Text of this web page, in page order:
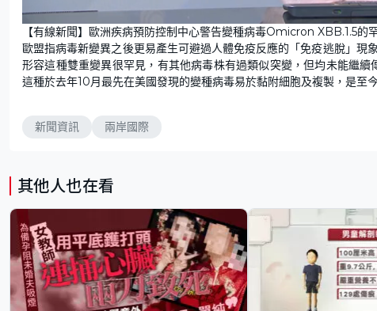
U
n
m
u
t
e
L
o
a
d
e
d
:
8
9
.
【有線新聞】歐洲疾病預防控制中心警告變種病毒Omicron XBB.1.5的
歐盟指病毒新變異之後更易產生可避過人體免疫反應的「免疫逃脫」
形容這種雙重變異很罕見，有其他病毒株有過類似突變，但均未能繼
這種於去年10月最先在美國發現的變種病毒易於黏附細胞及複製，是至
新聞資訊 兩岸國際
其他人也在看